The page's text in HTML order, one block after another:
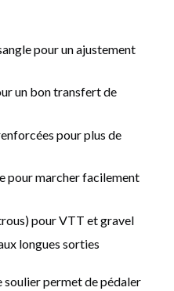
pour un ajustement
un bon transfert de
pour plus de
pour marcher facilement
pour VTT et gravel
longues sorties
soulier permet de pédaler